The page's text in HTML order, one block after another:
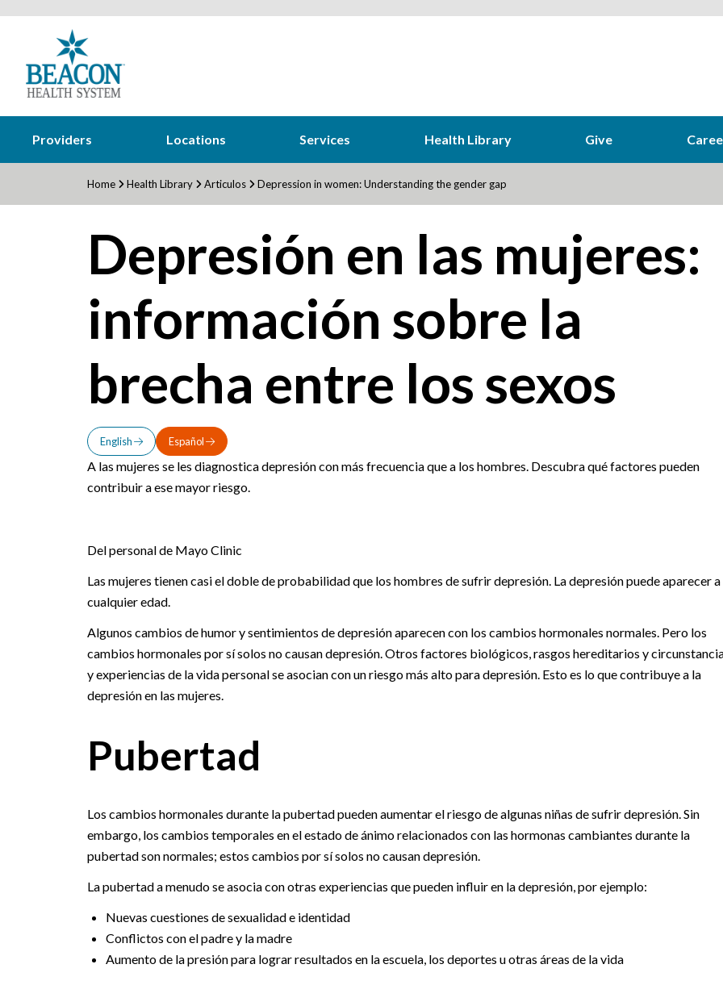
Providers Locations Services Health Library Give
Home Health Library Articulos Depression in women: Understanding the gender gap
Depresión en las mujeres:
información sobre la
brecha entre los sexos
English Español
A las mujeres se les diagnostica depresión con más frecuencia que a los hombres. Descubra qué factores pueden
contribuir a ese mayor riesgo.
Del personal de Mayo Clinic
Las mujeres tienen casi el doble de probabilidad que los hombres de sufrir depresión. La depresión puede aparecer a
cualquier edad.
Algunos cambios de humor y sentimientos de depresión aparecen con los cambios hormonales normales. Pero los
cambios hormonales por sí solos no causan depresión. Otros factores biológicos, rasgos hereditarios y
y experiencias de la vida personal se asocian con un riesgo más alto para depresión. Esto es lo que contribuye a la
depresión en las mujeres.
Pubertad
Los cambios hormonales durante la pubertad pueden aumentar el riesgo de algunas niñas de sufrir depresión. Sin
embargo, los cambios temporales en el estado de ánimo relacionados con las hormonas cambiantes durante la
pubertad son normales; estos cambios por sí solos no causan depresión.
La pubertad a menudo se asocia con otras experiencias que pueden influir en la depresión, por ejemplo:
Nuevas cuestiones de sexualidad e identidad
Conflictos con el padre y la madre
Aumento de la presión para lograr resultados en la escuela, los deportes u otras áreas de la vida